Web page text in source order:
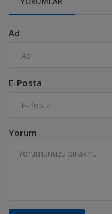
Ad
E-Posta
Yorum